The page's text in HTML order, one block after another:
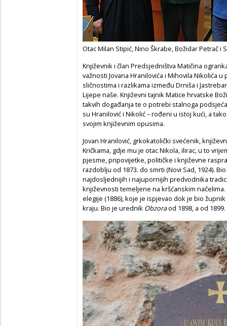
Otac Milan Stipić, Nino Škrabe, Božidar Petrač i
Književnik i član Predsjedništva Matičina
važnosti Jovana Hranilovića i Mihovila Nikolića
sličnostima i razlikama između Drniša i
Lijepe naše. Književni tajnik Matice hrvatske
takvih događanja te o potrebi stalnoga
su Hranilović i Nikolić – rođeni u istoj kući, a
svojim književnim opusima.
Jovan Hranilović, grkokatolički svećenik,
Kričkama, gdje mu je otac Nikola, ilirac, u to
pjesme, pripovijetke, političke i književne
razdoblju od 1873. do smrti (Novi Sad, 1924).
najdosljednijih i najupornijih predvodnika
književnosti temeljene na kršćanskim
elegije (1886), koje je ispjevao dok je bio
kraju. Bio je urednik Obzoraod 1898, a od